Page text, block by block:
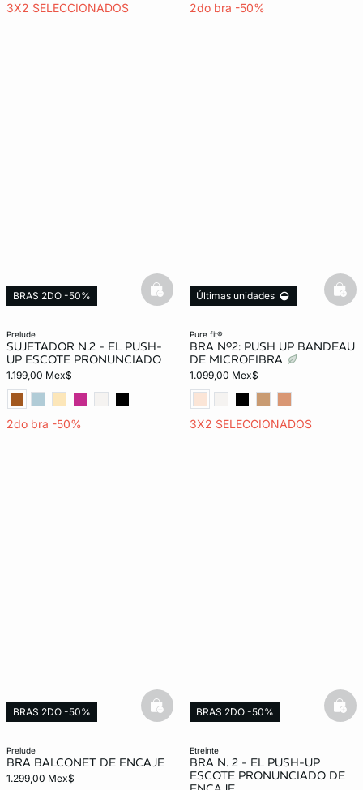
3X2 SELECCIONADOS 2do bra -50%
prelude
SUJETADOR N.2 - EL PUSH-
UP ESCOTE PRONUNCIADO
1.199,00 Mex$
2do bra -50%
BRAS 2DO -50% basketfull
pure fit®
BRA Nº2: PUSH UP BANDEAU
DE MICROFIBRA
1.099,00 Mex$
3X2 SELECCIONADOS
Últimas unidades
prelude
BRA BALCONET DE ENCAJE
1.299,00 Mex$
BRAS 2DO -50% basketfull
etreinte
BRA N. 2 - EL PUSH-UP
ESCOTE PRONUNCIADO DE
BRAS 2DO -50%